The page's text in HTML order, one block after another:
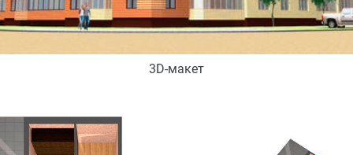
3D-макет